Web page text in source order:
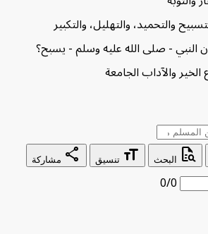
البحث format_size تنسيق share مشاركة
0/0